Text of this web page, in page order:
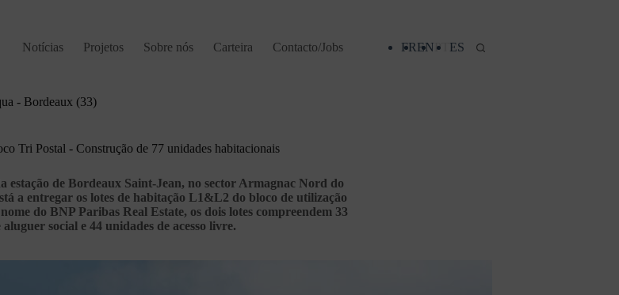
Notícias Projetos Sobre nós Carteira Contacto/Jobs FREN PT ES
- Bordeaux (33)
Tri Postal - Construção de 77 unidades habitacionais
estação de Bordeaux Saint-Jean, no sector Armagnac Nord do
a entregar os lotes de habitação L1&L2 do bloco de utilização
do BNP Paribas Real Estate, os dois lotes compreendem 33
aluguer social e 44 unidades de acesso livre.